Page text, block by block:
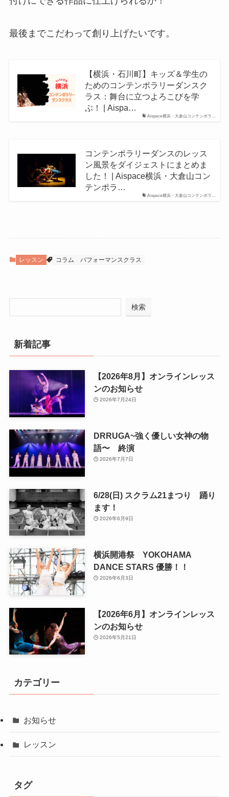
最後までこだわって創り上げたいです。
Aispace横浜・大倉山コンテンポラ…
【横浜・石川町】キッズ＆学生の
ためのコンテンポラリーダンスク
ラス：舞台に立つよろこびを学
ぶ！ | Aispa…
Aispace横浜・大倉山コンテンポラ…
コンテンポラリーダンスのレッス
ン風景をダイジェストにまとめま
した！ | Aispace横浜・大倉山コン
テンポラ…
レッスン コラム パフォーマンスクラス
検索
新着記事
【2026年8月】オンラインレッス
ンのお知らせ
2026年7月24日
DRRUGA~強く優しい女神の物
語〜 終演
2026年7月7日
6/28(日) スクラム21まつり 踊り
ます！
2026年6月9日
横浜開港祭 YOKOHAMA
DANCE STARS 優勝！！
2026年6月3日
【2026年6月】オンラインレッス
ンのお知らせ
2026年5月21日
カテゴリー
お知らせ
レッスン
タグ